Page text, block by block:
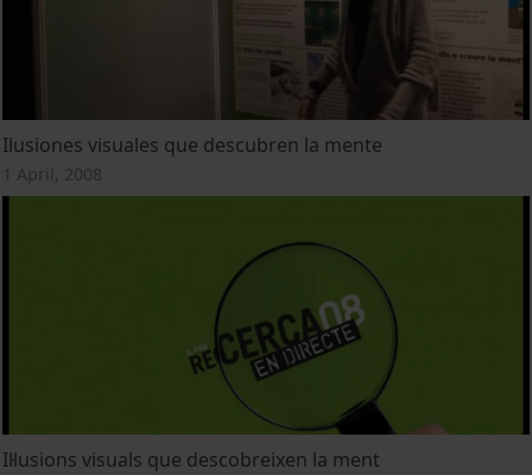
Ilusiones visuales que descubren la mente
1 April, 2008
Il·lusions visuals que descobreixen la ment